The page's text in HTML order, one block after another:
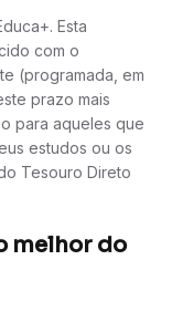
Esta
com o
(programada, em
prazo mais
para aqueles que
estudos ou os
Tesouro Direto
melhor do